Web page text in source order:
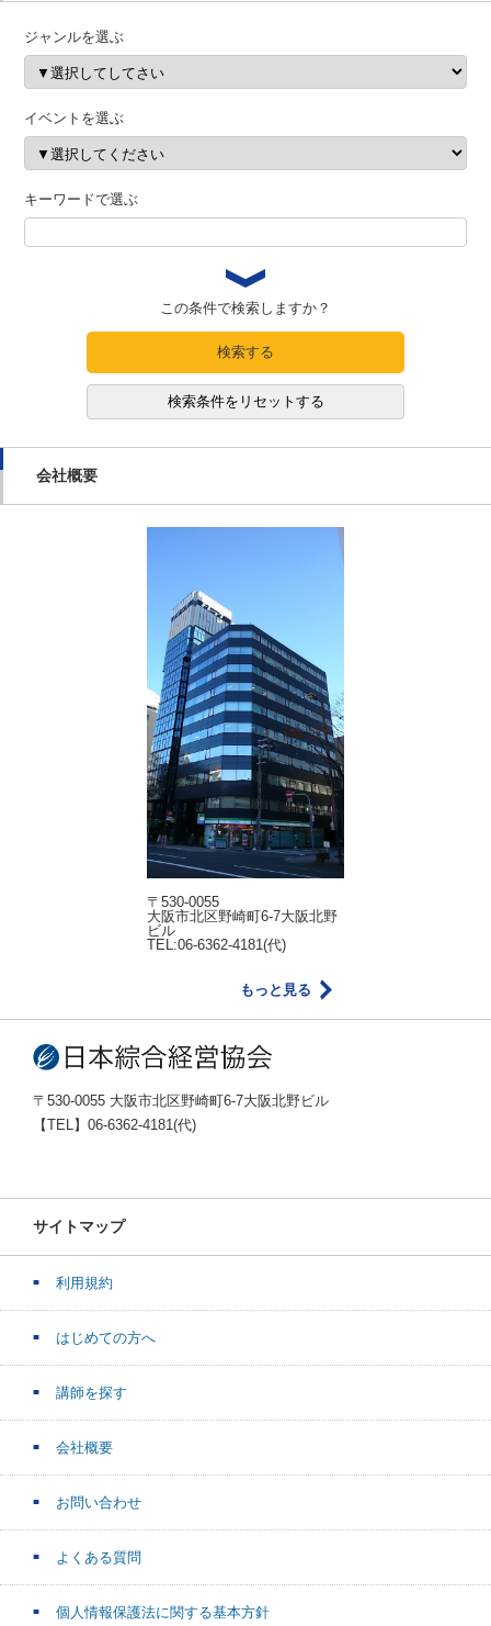
ジャンルを選ぶ
イベントを選ぶ
キーワードで選ぶ
この条件で検索しますか？
検索する
検索条件をリセットする
会社概要
〒530-0055
大阪市北区野崎町6-7大阪北野
ビル
TEL:06-6362-4181(代)
もっと見る
〒530-0055 大阪市北区野崎町6-7大阪北野ビル
【TEL】06-6362-4181(代)
サイトマップ
利用規約
はじめての方へ
講師を探す
会社概要
お問い合わせ
よくある質問
個人情報保護法に関する基本方針